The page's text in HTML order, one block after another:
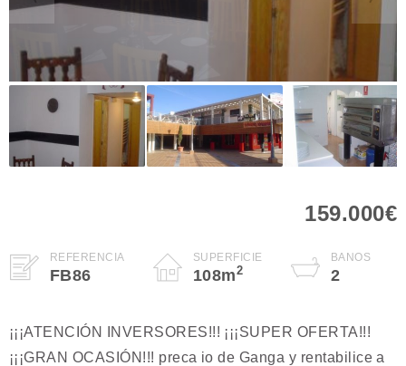
159.000€
REFERENCIA
FB86
SUPERFICIE
108m2
BAÑOS
2
¡¡¡ATENCIÓN INVERSORES!!! ¡¡¡SUPER OFERTA!!!
¡¡¡GRAN OCASIÓN!!! preca io de Ganga y rentabilice a